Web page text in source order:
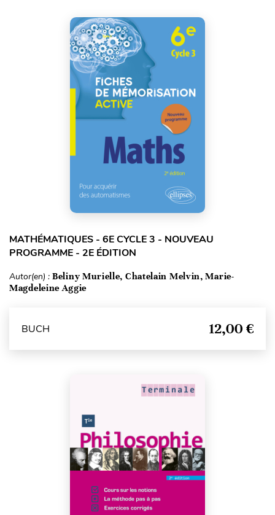
MATHÉMATIQUES - 6E CYCLE 3 - NOUVEAU
PROGRAMME - 2E ÉDITION
Autor(en) : Beliny Murielle, Chatelain Melvin, Marie-
Magdeleine Aggie
BUCH 12,00 €